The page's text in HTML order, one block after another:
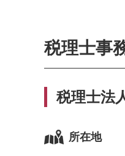
税理士事
税理士法
所在地